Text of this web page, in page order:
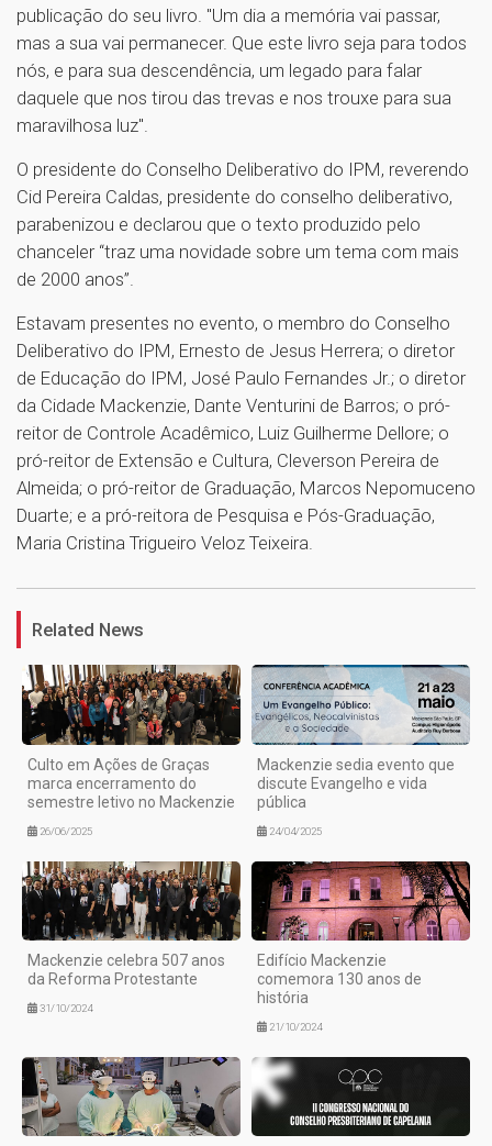
publicação do seu livro. "Um dia a memória vai passar,
mas a sua vai permanecer. Que este livro seja para todos
nós, e para sua descendência, um legado para falar
daquele que nos tirou das trevas e nos trouxe para sua
maravilhosa luz".
O presidente do Conselho Deliberativo do IPM, reverendo
Cid Pereira Caldas, presidente do conselho deliberativo,
parabenizou e declarou que o texto produzido pelo
chanceler “traz uma novidade sobre um tema com mais
de 2000 anos”.
Estavam presentes no evento, o membro do Conselho
Deliberativo do IPM, Ernesto de Jesus Herrera; o diretor
de Educação do IPM, José Paulo Fernandes Jr.; o diretor
da Cidade Mackenzie, Dante Venturini de Barros; o pró-
reitor de Controle Acadêmico, Luiz Guilherme Dellore; o
pró-reitor de Extensão e Cultura, Cleverson Pereira de
Almeida; o pró-reitor de Graduação, Marcos Nepomuceno
Duarte; e a pró-reitora de Pesquisa e Pós-Graduação,
Maria Cristina Trigueiro Veloz Teixeira.
1
Related News
Culto em Ações de Graças
marca encerramento do
semestre letivo no Mackenzie
26/06/2025
Mackenzie sedia evento que
discute Evangelho e vida
pública
24/04/2025
Mackenzie celebra 507 anos
da Reforma Protestante
31/10/2024
Edifício Mackenzie
comemora 130 anos de
história
21/10/2024